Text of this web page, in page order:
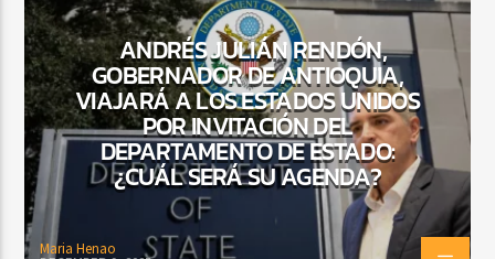
ANDRÉS JULIÁN RENDÓN,
GOBERNADOR DE ANTIOQUIA,
VIAJARÁ A LOS ESTADOS UNIDOS
POR INVITACIÓN DEL
DEPARTAMENTO DE ESTADO:
¿CUÁL SERÁ SU AGENDA?
Maria Henao